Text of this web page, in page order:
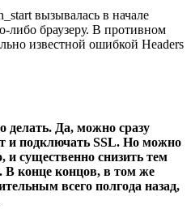
вызывалась в начале
либо браузеру. В противном
известной ошибкой Headers
делать. Да, можно сразу
и подключать SSL. Но можно
и существенно снизить тем
В конце концов, в том же
всего полгода назад,